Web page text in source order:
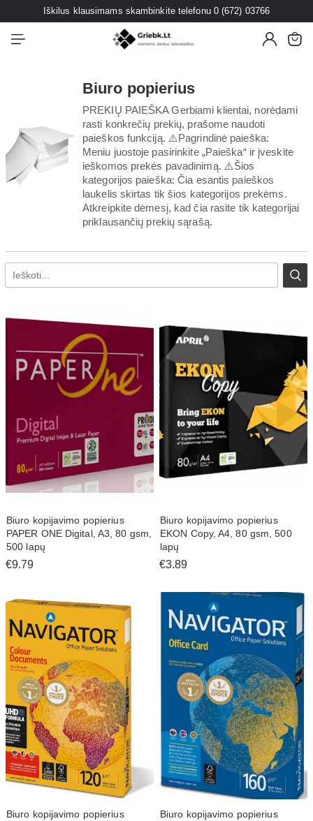
Iškilus klausimams skambinkite telefonu 0 (672) 03766
Biuro popierius
PREKIŲ PAIEŠKA Gerbiami klientai, norėdami
rasti konkrečių prekių, prašome naudoti
paieškos funkciją. ⚠️Pagrindinė paieška:
Meniu juostoje pasirinkite „Paieška“ ir įveskite
ieškomos prekės pavadinimą. ⚠️Šios
kategorijos paieška: Čia esantis paieškos
laukelis skirtas tik šios kategorijos prekėms.
Atkreipkite dėmesį, kad čia rasite tik kategorijai
priklausančių prekių sąrašą.
Biuro kopijavimo popierius
PAPER ONE Digital, A3, 80 gsm,
500 lapų
€9.79
Biuro kopijavimo popierius
EKON Copy, A4, 80 gsm, 500
lapų
€3.89
Biuro kopijavimo popierius
Biuro kopijavimo popierius